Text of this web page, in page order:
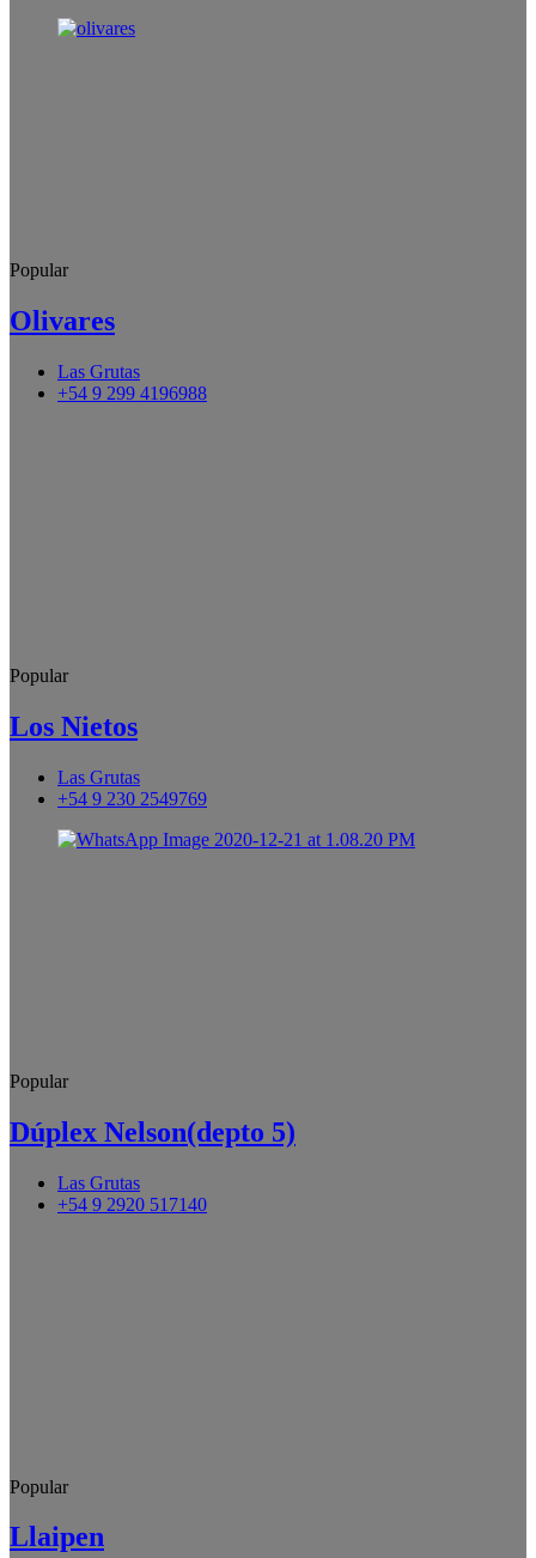
Popular
Olivares
Las Grutas
+54 9 299 4196988
Popular
Los Nietos
Las Grutas
+54 9 230 2549769
Popular
Dúplex Nelson(depto 5)
Las Grutas
+54 9 2920 517140
Popular
Llaipen